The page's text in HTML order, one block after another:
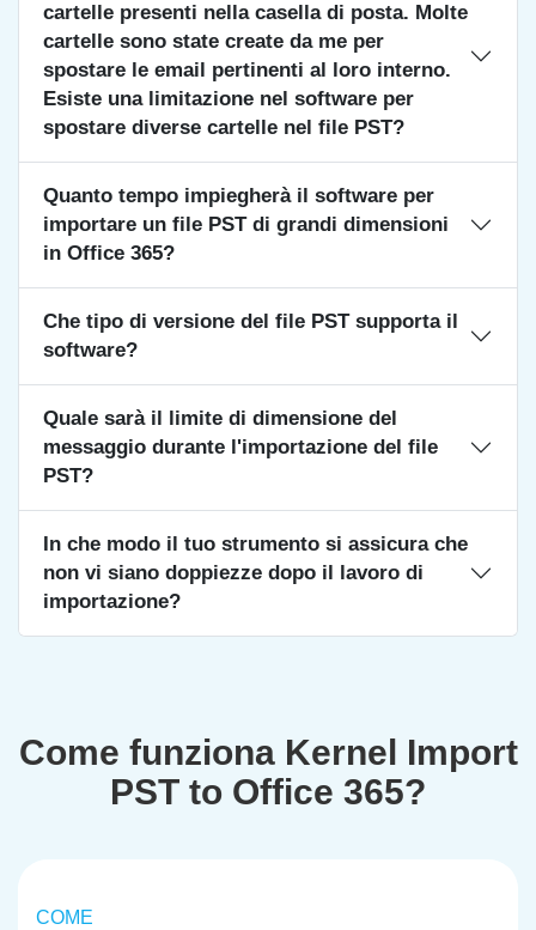
cartelle presenti nella casella di posta. Molte
cartelle sono state create da me per
spostare le email pertinenti al loro interno.
Esiste una limitazione nel software per
spostare diverse cartelle nel file PST?
Quanto tempo impiegherà il software per
importare un file PST di grandi dimensioni
in Office 365?
Che tipo di versione del file PST supporta il
software?
Quale sarà il limite di dimensione del
messaggio durante l'importazione del file
PST?
In che modo il tuo strumento si assicura che
non vi siano doppiezze dopo il lavoro di
importazione?
Come funziona Kernel Import
PST to Office 365?
COME